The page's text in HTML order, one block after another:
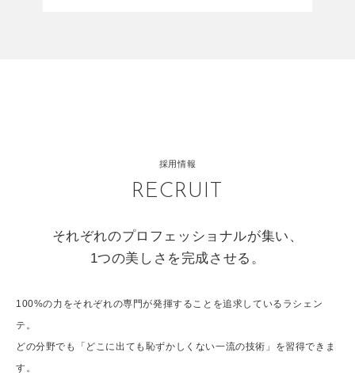
採用情報
RECRUIT
それぞれのプロフェッショナルが集い、
1つの美しさを完成させる。
100%の力をそれぞれの専門が発揮することを追求しているラシェン
テ。
どの分野でも「どこに出ても恥ずかしくない一流の技術」を習得できま
す。